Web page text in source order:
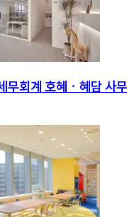
무회계 호혜 · 혜담 사